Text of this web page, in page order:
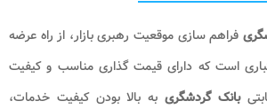
فراهم سازی موقعیت رهبری بازار، از راه عرضه
است که دارای قیمت گذاری مناسب و کیفیت
بانک گردشگری به بالا بودن کیفیت خدمات،